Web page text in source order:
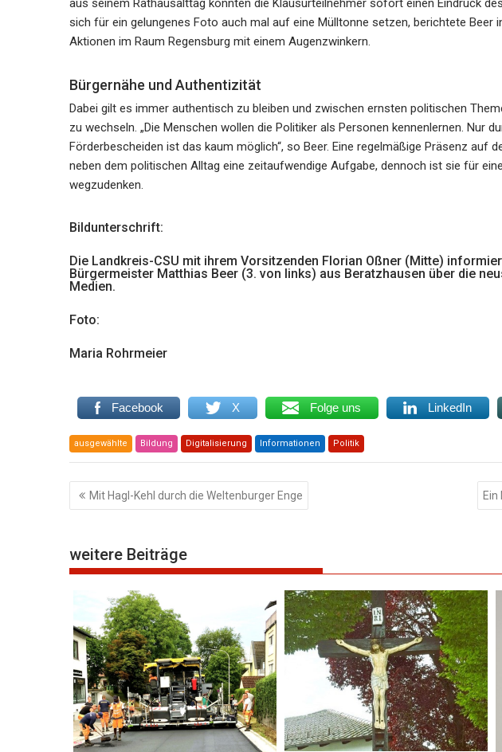
aus seinem Rathausalttag konnten die Klausurteilnehmer sofort einen Eindruck
sich für ein gelungenes Foto auch mal auf eine Mülltonne setzen, berichtete Beer
Aktionen im Raum Regensburg mit einem Augenzwinkern.
Bürgernähe und Authentizität
Dabei gilt es immer authentisch zu bleiben und zwischen ernsten politischen
zu wechseln. „Die Menschen wollen die Politiker als Personen kennenlernen. Nur
Förderbescheiden ist das kaum möglich“, so Beer. Eine regelmäßige Präsenz auf
neben dem politischen Alltag eine zeitaufwendige Aufgabe, dennoch ist sie für
wegzudenken.
Bildunterschrift:
Die Landkreis-CSU mit ihrem Vorsitzenden Florian Oßner (Mitte)
Bürgermeister Matthias Beer (3. von links) aus Beratzhausen über die
Medien.
Foto:
Maria Rohrmeier
Facebook X Folge uns LinkedIn
ausgewählte Bildung Digitalisierung Informationen Politik
Beitragsnavigation
Mit Hagl-Kehl durch die Weltenburger Enge Ein
weitere Beiträge